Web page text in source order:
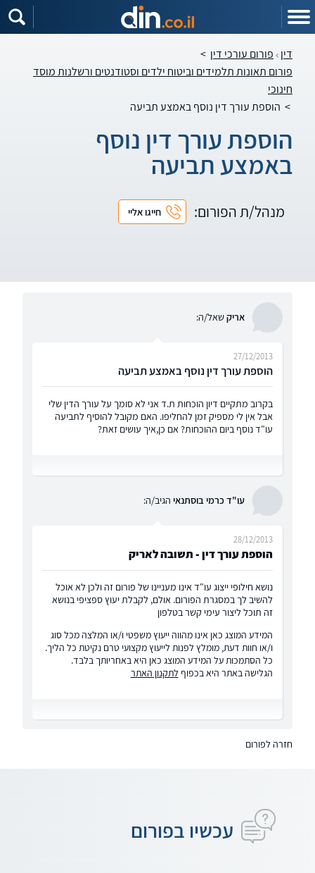
דין פורום עורכי דין >
פורום תאונות תלמידים וביטוח ילדים וסטודנטים ורשלנות מוסד
חינוכי
> הוספת עורך דין נוסף באמצע תביעה
הוספת עורך דין נוסף
באמצע תביעה
מנהל/ת הפורום: חייגו אליי
אריקשאל/ה:
הוספת עורך דין נוסף באמצע תביעה
27/12/2013
בקרוב מתקיים דיון הוכחות ת.ד אני לא סומך על עורך הדין שלי
אבל אין לי מספיק זמן להחליפו. האם מקובל להוסיף לתביעה
עו"ד נוסף ביום ההוכחות? אם כן,איך עושים זאת?
עו"ד כרמי בוסתנאי הגיב/ה:
הוספת עורך דין - תשובה לאריק
28/12/2013
נושא חילופי ייצוג עו"ד אינו מעניינו של פורום זה ולכן לא אוכל
להשיב לך במסגרת הפורום. אולם, לקבלת יעוץ ספציפי בנושא
זה תוכל ליצור עימי קשר בטלפון
המידע המוצג כאן אינו מהווה ייעוץ משפטי ו/או המלצה מכל סוג
ו/או חוות דעת, מומלץ לפנות לייעוץ מקצועי טרם נקיטת כל הליך.
כל הסתמכות על המידע המוצג כאן היא באחריותך בלבד.
הגלישה באתר היא בכפוף לתקנון האתר
חזרה לפורום
עכשיו בפורום